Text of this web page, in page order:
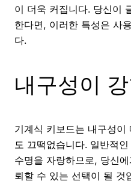
이 더욱 커집니다. 당신이
한다면, 이러한 특성은 사
다.
내구성이
기계식 키보드는 내구성이
도 끄떡없습니다. 일반적
수명을 자랑하므로, 당신
뢰할 수 있는 선택이 될 것